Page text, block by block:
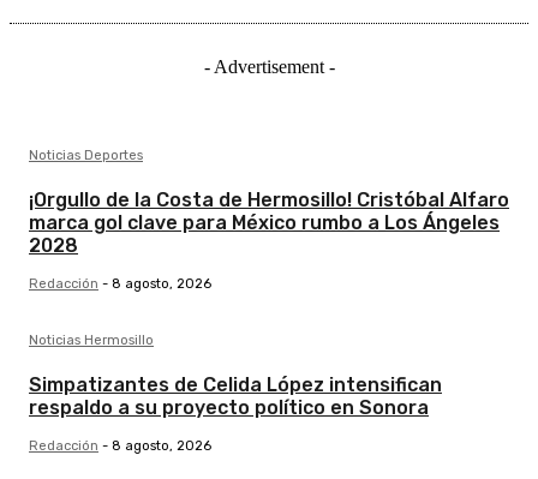
- Advertisement -
Noticias Deportes
¡Orgullo de la Costa de Hermosillo! Cristóbal Alfaro
marca gol clave para México rumbo a Los Ángeles
2028
Redacción - 8 agosto, 2026
Noticias Hermosillo
Simpatizantes de Celida López intensifican
respaldo a su proyecto político en Sonora
Redacción - 8 agosto, 2026